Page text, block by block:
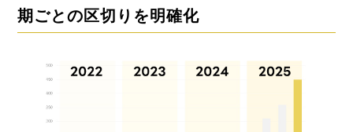
期ごとの区切りを明確化